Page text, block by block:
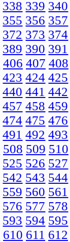
338 339 340
355 356 357
372 373 374
389 390 391
406 407 408
423 424 425
440 441 442
457 458 459
474 475 476
491 492 493
508 509 510
525 526 527
542 543 544
559 560 561
576 577 578
593 594 595
610 611 612